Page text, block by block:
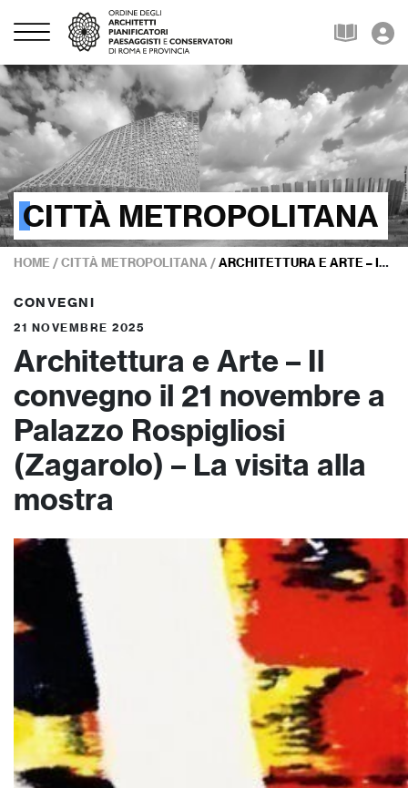
CITTÀ METROPOLITANA
HOME /CITTÀ METROPOLITANA /ARCHITETTURA E ARTE – IL CONVEGNO IL 21 NOVEMBRE A PALAZZO ROSPIGLIOSI (ZAGAROLO) – LA VISITA ALLA MOSTRA
CONVEGNI
21 NOVEMBRE 2025
Architettura e Arte – Il
convegno il 21 novembre a
Palazzo Rospigliosi
(Zagarolo) – La visita alla
mostra